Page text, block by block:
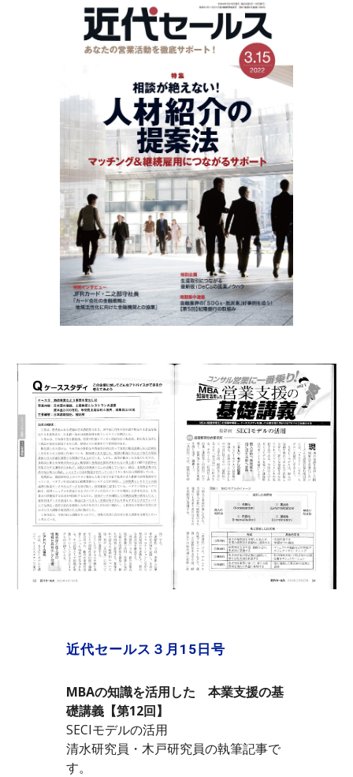
近代セールス３月15日号
MBAの知識を活用した　本業支援の基
礎講義【第12回】
SECIモデルの活用
清水研究員・木戸研究員の執筆記事で
す。